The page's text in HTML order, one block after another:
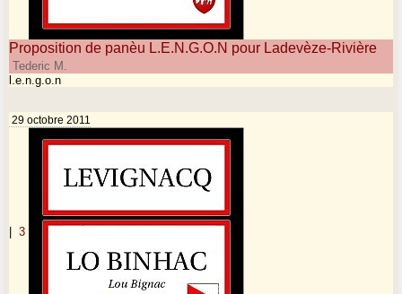
Proposition de panèu L.E.N.G.O.N pour Ladevèze-Rivière
Tederic M.
l.e.n.g.o.n
29 octobre 2011
3